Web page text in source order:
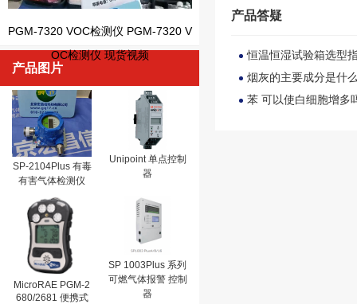
PGM-7320 VOC检测仪 PGM-7320 V
OC检测仪 现货视频
产品图片
SP-2104Plus 有毒
有害气体检测仪
Unipoint 单点控制
器
MicroRAE PGM-2
680/2681 便携式
SP 1003Plus 系列
可燃气体报警 控制
器
产品答疑
恒温恒湿试验箱选型
烟灰的主要成分是什
苯 可以使白细胞增多